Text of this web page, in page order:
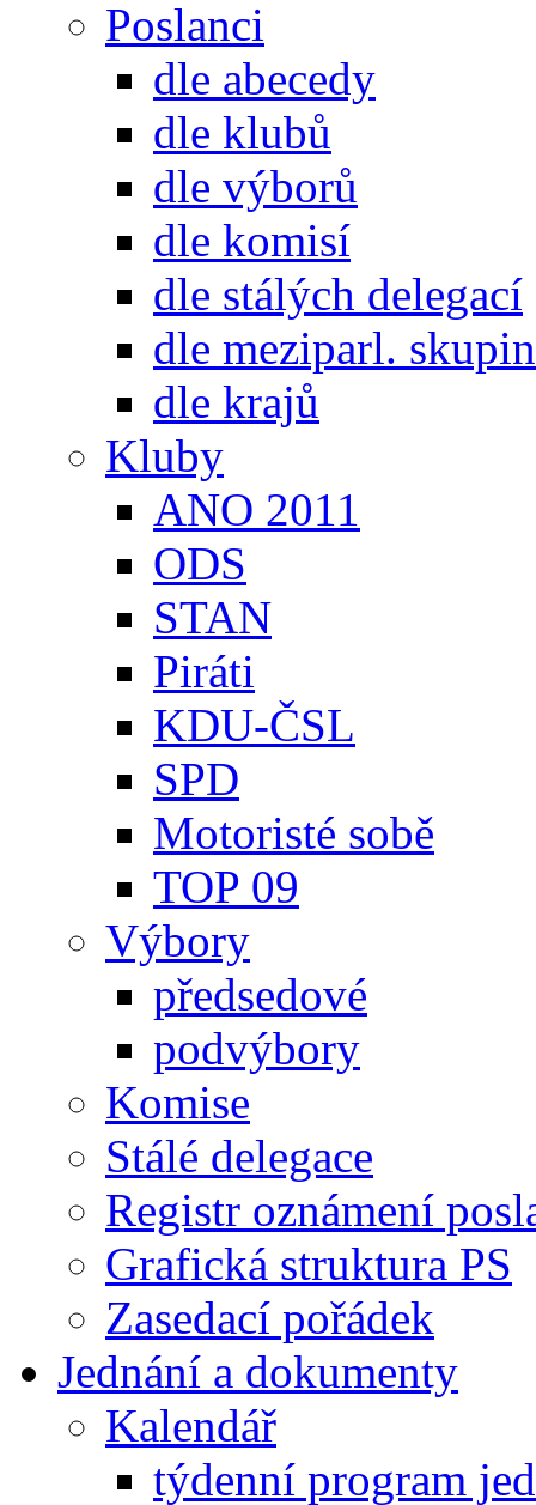
Poslanci
dle abecedy
dle klubů
dle výborů
dle komisí
dle stálých delegací
dle meziparl. skupin
dle krajů
Kluby
ANO 2011
ODS
STAN
Piráti
KDU-ČSL
SPD
Motoristé sobě
TOP 09
Výbory
předsedové
podvýbory
Komise
Stálé delegace
Registr oznámení
Grafická struktura PS
Zasedací pořádek
Jednání a dokumenty
Kalendář
týdenní program